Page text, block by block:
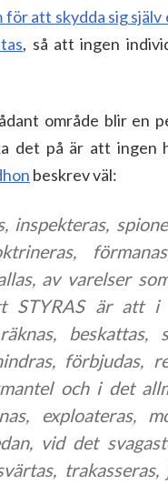
för att skydda sig
, så att ingen
område blir en
det på är att ingen
beskrev väl:
av varelser
STYRAS är att i
beskattas,
förbjudas,
och i det
exploateras,
vid det
trakasseras,